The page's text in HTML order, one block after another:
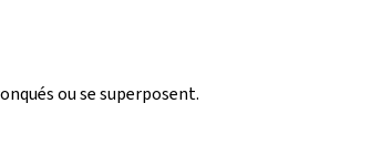
ou se superposent.